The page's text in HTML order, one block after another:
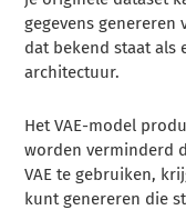
gegevens genereren
dat bekend staat als
architectuur.
Het VAE-model
worden verminderd
VAE te gebruiken,
kunt genereren die